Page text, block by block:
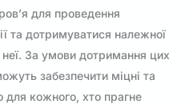
для проведення
та дотримуватися належної
неї. За умови дотримання цих
забезпечити міцні та
для кожного, хто прагне